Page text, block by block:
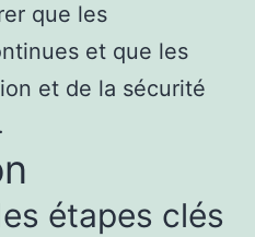
que les
et que les
et de la sécurité
étapes clés